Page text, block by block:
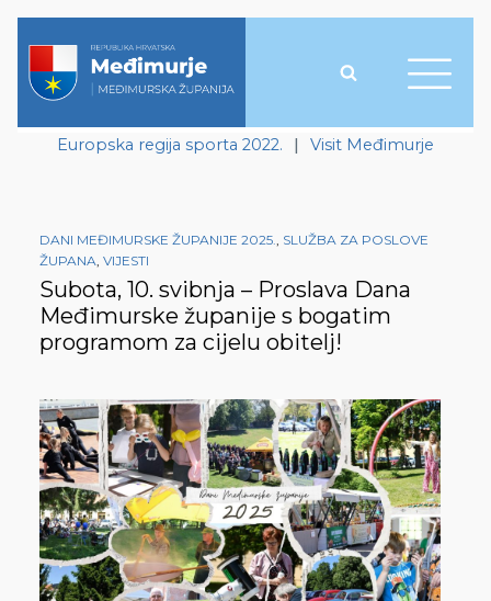
Europska regija sporta 2022. | Visit Međimurje
DANI MEĐIMURSKE ŽUPANIJE 2025., SLUŽBA ZA POSLOVE
ŽUPANA, VIJESTI
Subota, 10. svibnja – Proslava Dana
Međimurske županije s bogatim
programom za cijelu obitelj!